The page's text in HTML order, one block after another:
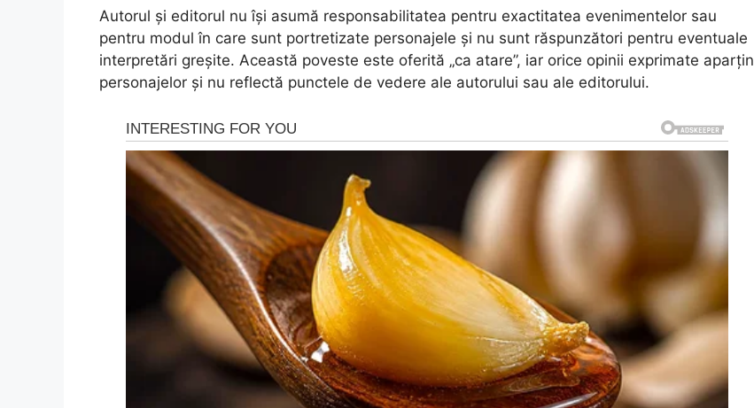
Autorul și editorul nu își asumă responsabilitatea pentru exactitatea evenimentelor sau
pentru modul în care sunt portretizate personajele și nu sunt răspunzători pentru eventuale
interpretări greșite. Această poveste este oferită „ca atare”, iar orice opinii exprimate aparțin
personajelor și nu reflectă punctele de vedere ale autorului sau ale editorului.